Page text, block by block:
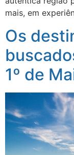
mais, em
Os
1º de